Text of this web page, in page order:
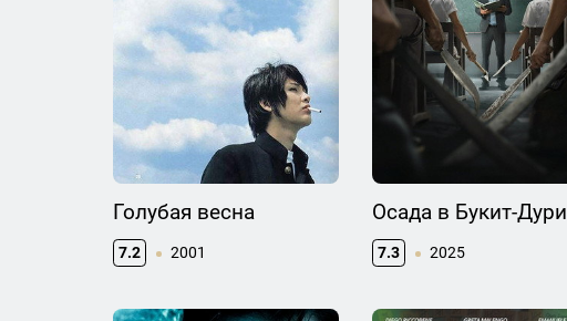
Голубая весна
7.2 2001
Осада в Букит-Дури
7.3 2025